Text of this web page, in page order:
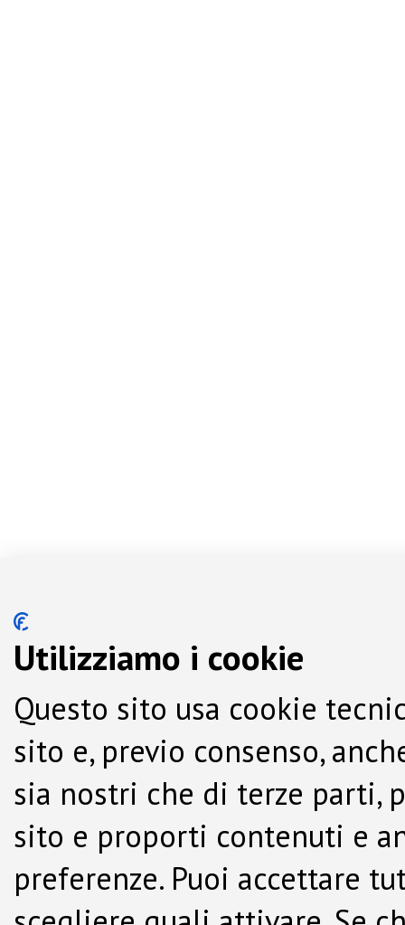
Utilizziamo i cookie
Questo sito usa cookie
sito e, previo consenso,
sia nostri che di terze parti,
sito e proporti contenuti e
preferenze. Puoi accettare